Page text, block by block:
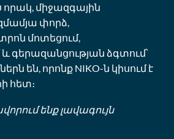
միջազգային
փորձ,
մոտեցում,
գերազանցության ձգտում՝
են, որոնք NIKO-ն կիսում է
հետ։
ենք լավագույն